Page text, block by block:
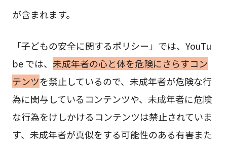
が含まれます。
「子どもの安全に関するポリシー」では、YouTu
be では、 未成年者の心と体を危険にさらすコン
テンツを禁止しているので、未成年者が危険な行
為に関与しているコンテンツや、未成年者に危険
な行為をけしかけるコンテンツは禁止されていま
す、未成年者が真似をする可能性のある有害また